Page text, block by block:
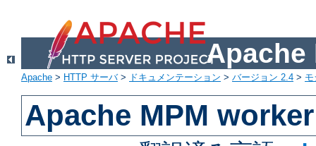
Apache
Apache > HTTP サーバ> ドキュメンテーション > バージョン 2.4 >
Apache MPM worker